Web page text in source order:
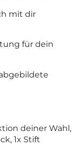
mit dir
für dein
deiner Wahl,
1x Stift